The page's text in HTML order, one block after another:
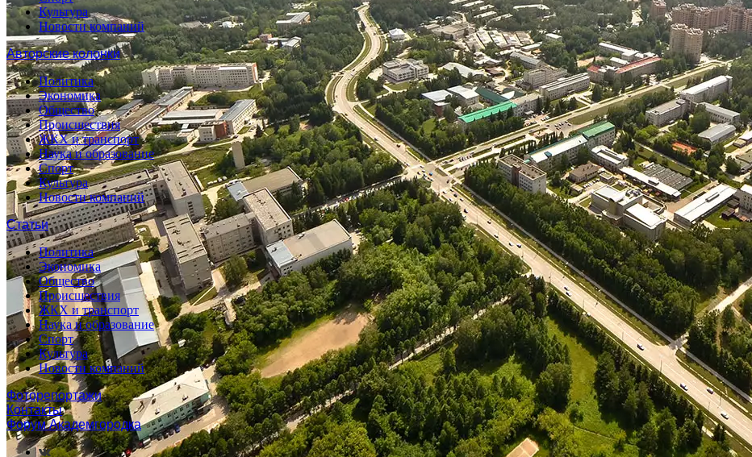
Культура
Новости компаний
Авторские колонки
Политика
Экономика
Общество
Происшествия
ЖКХ и транспорт
Наука и образование
Спорт
Культура
Новости компаний
Статьи
Политика
Экономика
Общество
Происшествия
ЖКХ и транспорт
Наука и образование
Спорт
Культура
Новости компаний
Фоторепортажи
Контакты
Форум Академгородка